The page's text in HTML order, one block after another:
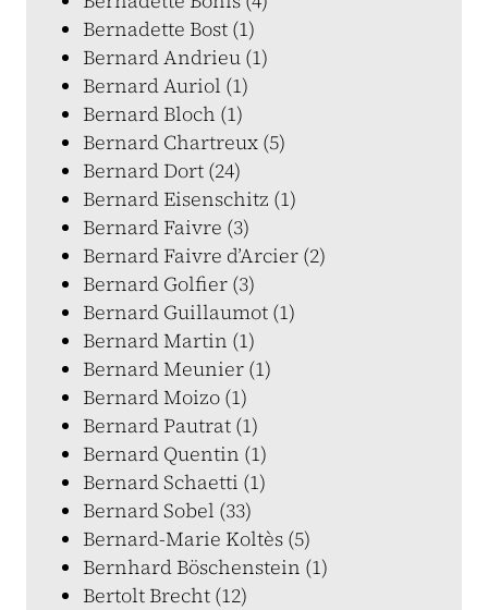
Bernadette Bost (1)
Bernard Andrieu (1)
Bernard Auriol (1)
Bernard Bloch (1)
Bernard Chartreux (5)
Bernard Dort (24)
Bernard Eisenschitz (1)
Bernard Faivre (3)
Bernard Faivre d’Arcier (2)
Bernard Golfier (3)
Bernard Guillaumot (1)
Bernard Martin (1)
Bernard Meunier (1)
Bernard Moizo (1)
Bernard Pautrat (1)
Bernard Quentin (1)
Bernard Schaetti (1)
Bernard Sobel (33)
Bernard-Marie Koltès (5)
Bernhard Böschenstein (1)
Bertolt Brecht (12)